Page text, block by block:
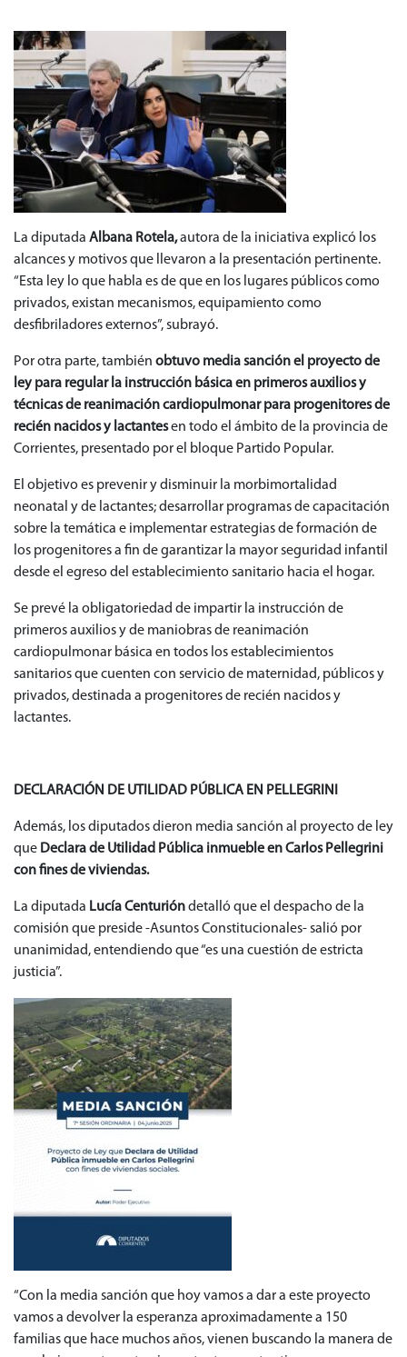
La diputada Albana Rotela,autora de la iniciativa explicó los
alcances y motivos que llevaron a la presentación pertinente.
“Esta ley lo que habla es de que en los lugares públicos como
privados, existan mecanismos, equipamiento como
desfibriladores externos”, subrayó.
Por otra parte, también obtuvo media sanción el proyecto de
ley para regular la instrucción básica en primeros auxilios y
técnicas de reanimación cardiopulmonar para progenitores de
recién nacidos y lactantesen todo el ámbito de la provincia de
Corrientes, presentado por el bloque Partido Popular.
El objetivo es prevenir y disminuir la morbimortalidad
neonatal y de lactantes; desarrollar programas de capacitación
sobre la temática e implementar estrategias de formación de
los progenitores a fin de garantizar la mayor seguridad infantil
desde el egreso del establecimiento sanitario hacia el hogar.
Se prevé la obligatoriedad de impartir la instrucción de
primeros auxilios y de maniobras de reanimación
cardiopulmonar básica en todos los establecimientos
sanitarios que cuenten con servicio de maternidad, públicos y
privados, destinada a progenitores de recién nacidos y
lactantes.
DECLARACIÓN DE UTILIDAD PÚBLICA EN PELLEGRINI
Además, los diputados dieron media sanción al proyecto de ley
que Declara de Utilidad Pública inmueble en Carlos Pellegrini
con fines de viviendas.
La diputada Lucía Centurióndetalló que el despacho de la
comisión que preside -Asuntos Constitucionales- salió por
unanimidad, entendiendo que “es una cuestión de estricta
justicia”.
“Con la media sanción que hoy vamos a dar a este proyecto
vamos a devolver la esperanza aproximadamente a 150
familias que hace muchos años, vienen buscando la manera de